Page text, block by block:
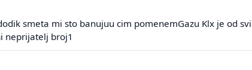
smeta mi sto banujuu cim pomenemGazu Klx je od
neprijatelj broj1